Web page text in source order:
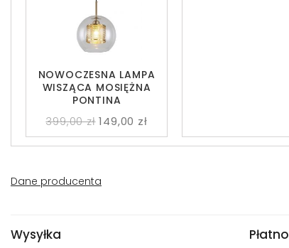
NOWOCZESNA LAMPA
WISZĄCA MOSIĘŻNA
PONTINA
399,00 zł 149,00 zł
Dane producenta
Wysyłka